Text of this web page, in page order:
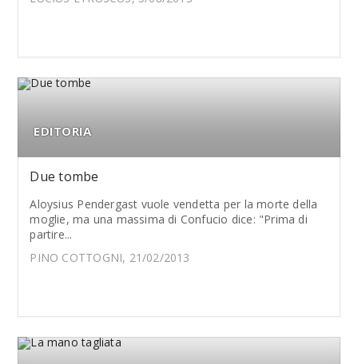
EDITORIA
Due tombe
Aloysius Pendergast vuole vendetta per la morte della
moglie, ma una massima di Confucio dice: "Prima di
partire...
PINO COTTOGNI, 21/02/2013